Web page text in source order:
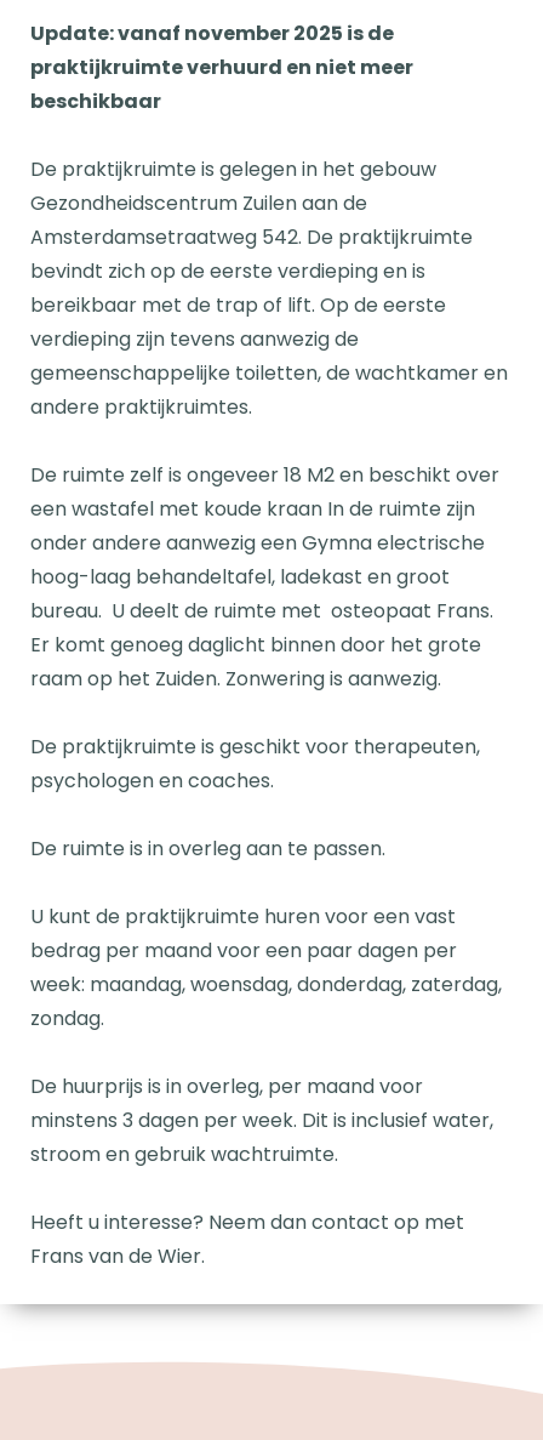
Update: vanaf november 2025 is de
praktijkruimte verhuurd en niet meer
beschikbaar
De praktijkruimte is gelegen in het gebouw
Gezondheidscentrum Zuilen aan de
Amsterdamsetraatweg 542. De praktijkruimte
bevindt zich op de eerste verdieping en is
bereikbaar met de trap of lift. Op de eerste
verdieping zijn tevens aanwezig de
gemeenschappelijke toiletten, de wachtkamer en
andere praktijkruimtes.
De ruimte zelf is ongeveer 18 M2 en beschikt over
een wastafel met koude kraan In de ruimte zijn
onder andere aanwezig een Gymna electrische
hoog-laag behandeltafel, ladekast en groot
bureau. U deelt de ruimte met osteopaat Frans.
Er komt genoeg daglicht binnen door het grote
raam op het Zuiden. Zonwering is aanwezig.
De praktijkruimte is geschikt voor therapeuten,
psychologen en coaches.
De ruimte is in overleg aan te passen.
U kunt de praktijkruimte huren voor een vast
bedrag per maand voor een paar dagen per
week: maandag, woensdag, donderdag, zaterdag,
zondag.
De huurprijs is in overleg, per maand voor
minstens 3 dagen per week. Dit is inclusief water,
stroom en gebruik wachtruimte.
Heeft u interesse? Neem dan contact op met
Frans van de Wier.